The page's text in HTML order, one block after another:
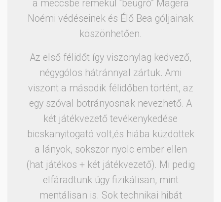
a meccsbe remekül “beugró” Magera
Noémi védéseinek és Élő Bea góljainak
köszönhetően.
Az első félidőt így viszonylag kedvező,
négygólos hátránnyal zártuk. Ami
viszont a második félidőben történt, az
egy szóval botrányosnak nevezhető. A
két játékvezető tevékenykedése
bicskanyitogató volt,és hiába küzdöttek
a lányok, sokszor nyolc ember ellen
(hat játékos + két játékvezető). Mi pedig
elfáradtunk úgy fizikálisan, mint
mentálisan is. Sok technikai hibát